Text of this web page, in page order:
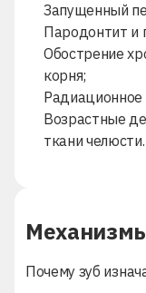
Запущенный
Пародонтит и
Обострение
корня;
Радиационное
Возрастные
ткани челюсти.
Почему зуб